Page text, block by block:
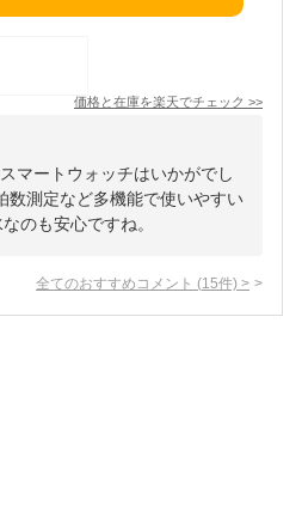
価格と在庫を楽天でチェック >>
マートウォッチはいかがでし
数測定など多機能で使いやすい
のも安心ですね。
全てのおすすめコメント (15件) >